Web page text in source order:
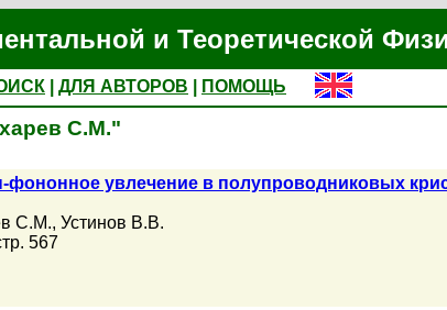
и Теоретической
ДЛЯ АВТОРОВ
ПОМОЩЬ
С.М."
увлечение в полупроводниковых
С.М., Устинов В.В.
567